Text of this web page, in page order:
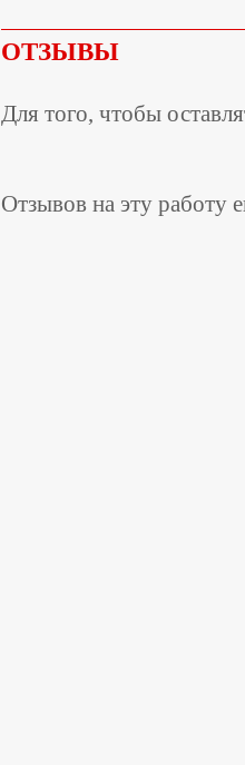
ОТЗЫВЫ
Для того, чтобы
Отзывов на эту работу